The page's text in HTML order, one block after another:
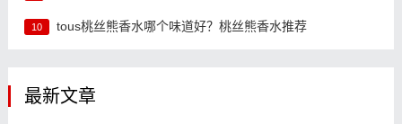
10 tous桃丝熊香水哪个味道好？桃丝熊香水推荐
最新文章